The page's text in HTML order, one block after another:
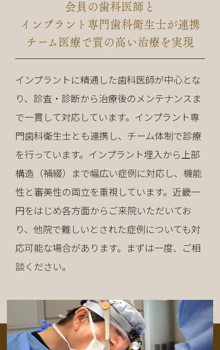
会員の歯科医師と
インプラント専門歯科衛生士が連携
チーム医療で質の高い治療を実現
インプラントに精通した歯科医師が中心とな
り、診査・診断から治療後のメンテナンスま
で一貫して対応しています。インプラント専
門歯科衛生士とも連携し、チーム体制で診療
を行っています。インプラント埋入から上部
構造（補綴）まで幅広い症例に対応し、機能
性と審美性の両立を重視しています。近畿一
円をはじめ各方面からご来院いただいてお
り、他院で難しいとされた症例についても対
応可能な場合があります。まずは一度、ご相
談ください。